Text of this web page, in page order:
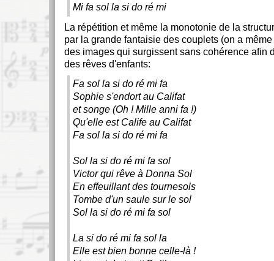
Mi fa sol la si do ré mi
La répétition et même la monotonie de la
par la grande fantaisie des couplets (on a
des images qui surgissent sans cohérence afin
des rêves d'enfants:
Fa sol la si do ré mi fa
Sophie s'endort au Califat
et songe (Oh ! Mille anni fa !)
Qu'elle est Calife au Califat
Fa sol la si do ré mi fa
Sol la si do ré mi fa sol
Victor qui rêve à Donna Sol
En effeuillant des tournesols
Tombe d'un saule sur le sol
Sol la si do ré mi fa sol
La si do ré mi fa sol la
Elle est bien bonne celle-là !